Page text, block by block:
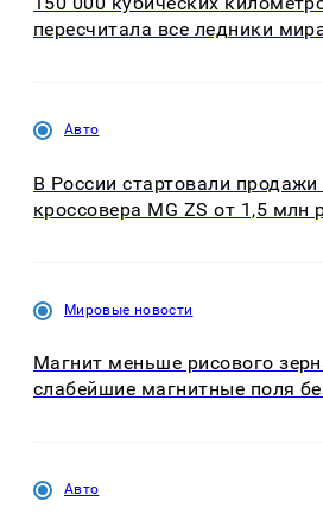
пересчитала все ледники
Авто
В России стартовали
кроссовера MG ZS от 1,5 млн
Мировые новости
Магнит меньше рисового
слабейшие магнитные поля
Авто